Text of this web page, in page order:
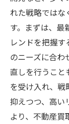
れた戦略では
す。まずは、最
レンドを把握
のニーズに合わ
直しを行うこと
を受け入れ、
抑えつつ、高い
より、不動産